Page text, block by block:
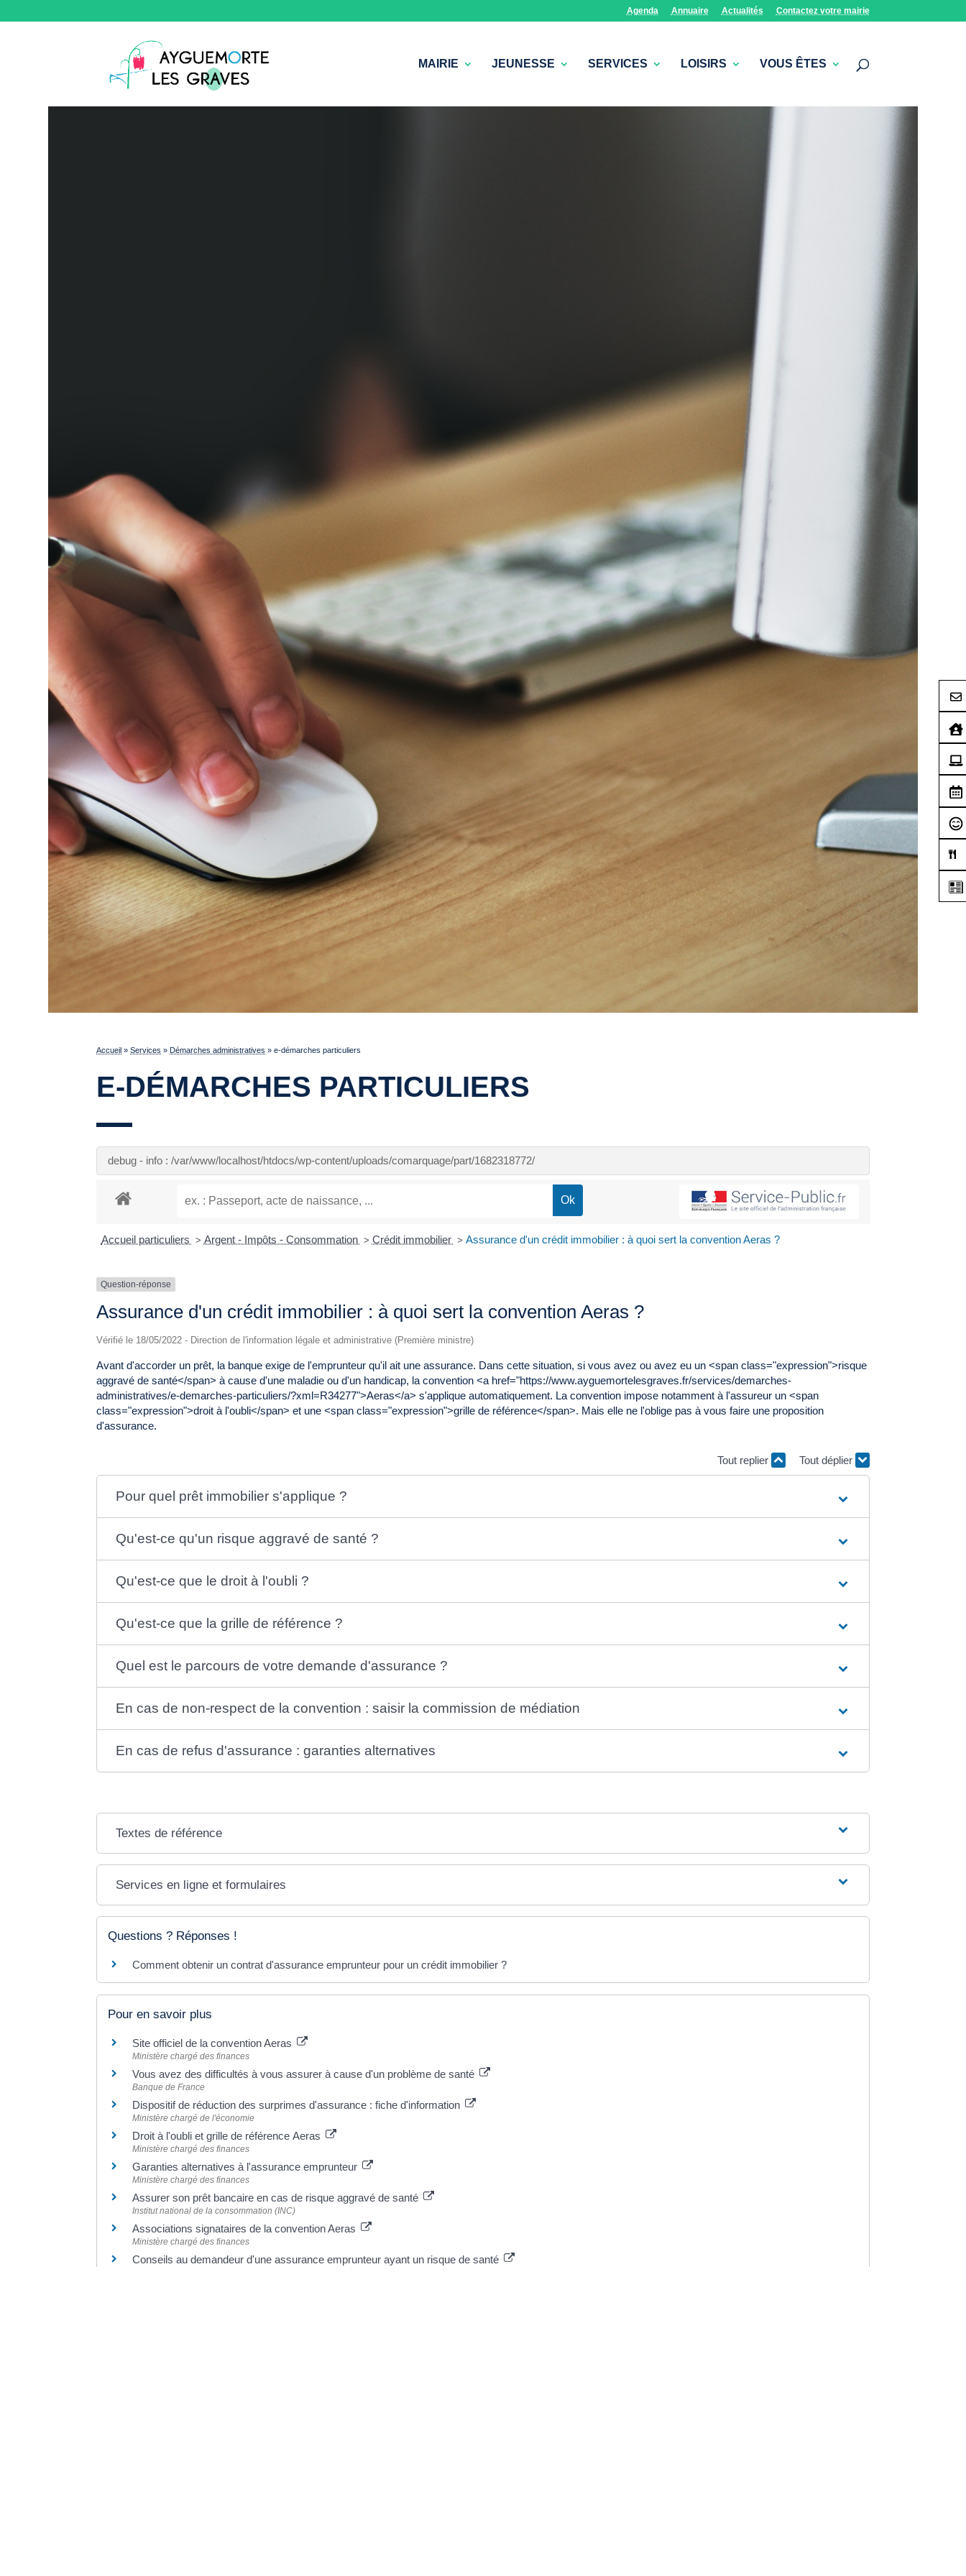
Agenda Annuaire Actualités Contactez votre mairie
MAIRIE JEUNESSE SERVICES LOISIRS VOUS ÊTES
Accueil »Services » Démarches administratives »e-démarches particuliers
E-DÉMARCHES PARTICULIERS
debug - info : /var/www/localhost/htdocs/wp-content/uploads/comarquage/part/1682318772/
Accueil particuliers > Argent - Impôts - Consommation > Crédit immobilier > Assurance d'un crédit immobilier : à quoi sert la convention Aeras ?
Question-réponse
Assurance d'un crédit immobilier : à quoi sert la convention Aeras ?
Vérifié le 18/05/2022 - Direction de l'information légale et administrative (Première ministre)
Avant d'accorder un prêt, la banque exige de l'emprunteur qu'il ait une assurance. Dans cette situation, si vous avez ou avez eu un <span class="expression">risque
aggravé de santé</span> à cause d'une maladie ou d'un handicap, la convention <a href="https://www.ayguemortelesgraves.fr/services/demarches-
administratives/e-demarches-particuliers/?xml=R34277">Aeras</a> s'applique automatiquement. La convention impose notamment à l'assureur un <span
class="expression">droit à l'oubli</span> et une <span class="expression">grille de référence</span>. Mais elle ne l'oblige pas à vous faire une proposition
d'assurance.
Tout replier Tout déplier
Pour quel prêt immobilier s'applique ?
Qu'est-ce qu'un risque aggravé de santé ?
Qu'est-ce que le droit à l'oubli ?
Qu'est-ce que la grille de référence ?
Quel est le parcours de votre demande d'assurance ?
En cas de non-respect de la convention : saisir la commission de médiation
En cas de refus d'assurance : garanties alternatives
Textes de référence
Services en ligne et formulaires
Questions ? Réponses !
Comment obtenir un contrat d'assurance emprunteur pour un crédit immobilier ?
Pour en savoir plus
Site officiel de la convention Aeras
Ministère chargé des finances
Vous avez des difficultés à vous assurer à cause d'un problème de santé
Banque de France
Dispositif de réduction des surprimes d'assurance : fiche d'information
Ministère chargé de l'économie
Droit à l'oubli et grille de référence Aeras
Ministère chargé des finances
Garanties alternatives à l'assurance emprunteur
Ministère chargé des finances
Assurer son prêt bancaire en cas de risque aggravé de santé
Institut national de la consommation (INC)
Associations signataires de la convention Aeras
Ministère chargé des finances
Conseils au demandeur d'une assurance emprunteur ayant un risque de santé